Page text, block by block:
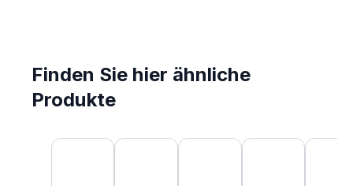
Finden Sie hier ähnliche
Produkte
Produktgalerie überspringen